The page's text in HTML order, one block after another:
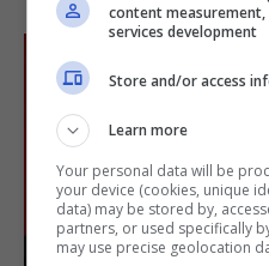
content measurement,
services development
Store and/or access
Learn more
Your personal data will be
your device (cookies, unique
data) may be stored by,
partners, or used specifically
may use precise geolocation